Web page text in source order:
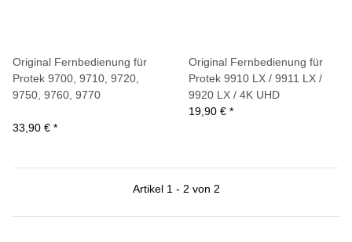
Original Fernbedienung für
Protek 9700, 9710, 9720,
9750, 9760, 9770
33,90 € *
Original Fernbedienung für
Protek 9910 LX / 9911 LX /
9920 LX / 4K UHD
19,90 € *
Artikel 1 - 2 von 2